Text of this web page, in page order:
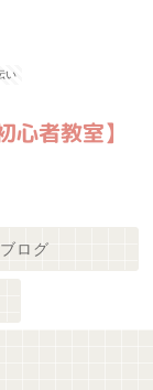
い
ブログ